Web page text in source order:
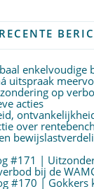
RECENTE
enkelvoudige
uitspraak
op
acties
over
#171 |
bij de
#170 | Gokkers